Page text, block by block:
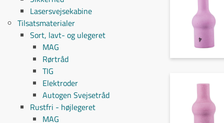
Lasersvejsekabine
Tilsatsmaterialer
Sort, lavt- og ulegeret
MAG
Rørtråd
TIG
Elektroder
Autogen Svejsetråd
Rustfri - højlegeret
MAG